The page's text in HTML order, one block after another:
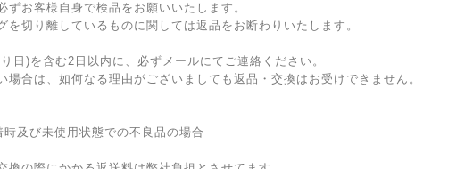
ずお客様自身で検品をお願いいたします。
を切り離しているものに関しては返品をお断わりいたします。
日)を含む2日以内に、必ずメールにてご連絡ください。
合は、如何なる理由がございましても返品・交換はお受けできません。
及び未使用状態での不良品の場合